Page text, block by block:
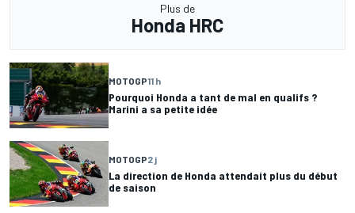
Plus de
Honda HRC
MOTOGP11 h
Pourquoi Honda a tant de mal en qualifs ?
Marini a sa petite idée
MOTOGP2 j
La direction de Honda attendait plus du début
de saison